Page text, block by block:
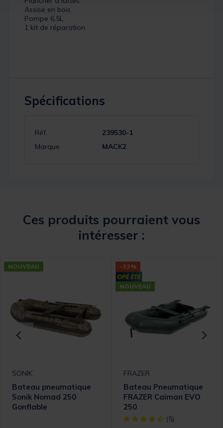
Assise en bois
Pompe 6,5L
1 kit de réparation
Spécifications
Réf.
239530-1
Marque
MACK2
Ces produits pourraient vous
intéresser :
NOUVEAU
SONIK
Bateau pneumatique
Sonik Nomad 250
Gonflable
-33%
NOUVEAU
FRAZER
Bateau Pneumatique
FRAZER Caiman EVO
250
[object Object] out of 5
(5)